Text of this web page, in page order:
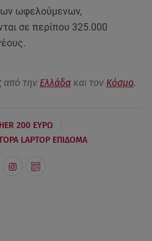
ωφελούμενων,
σε περίπου 325.000
από την Ελλάδα και τον Κόσμο.
200 ΕΥΡΩ
LAPTOP ΕΠΙΔΟΜΑ